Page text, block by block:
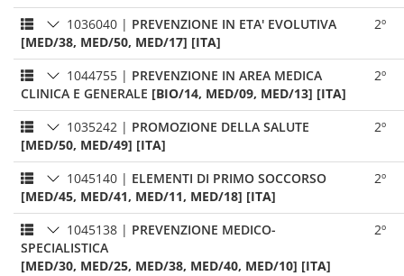
1036040 | PREVENZIONE IN ETA' EVOLUTIVA
[MED/38, MED/50, MED/17] [ITA]
2º
1044755 | PREVENZIONE IN AREA MEDICA
CLINICA E GENERALE [BIO/14, MED/09, MED/13] [ITA]
2º
1035242 | PROMOZIONE DELLA SALUTE
[MED/50, MED/49] [ITA]
2º
1045140 | ELEMENTI DI PRIMO SOCCORSO
[MED/45, MED/41, MED/11, MED/18] [ITA]
2º
1045138 | PREVENZIONE MEDICO-
SPECIALISTICA
[MED/30, MED/25, MED/38, MED/40, MED/10] [ITA]
2º